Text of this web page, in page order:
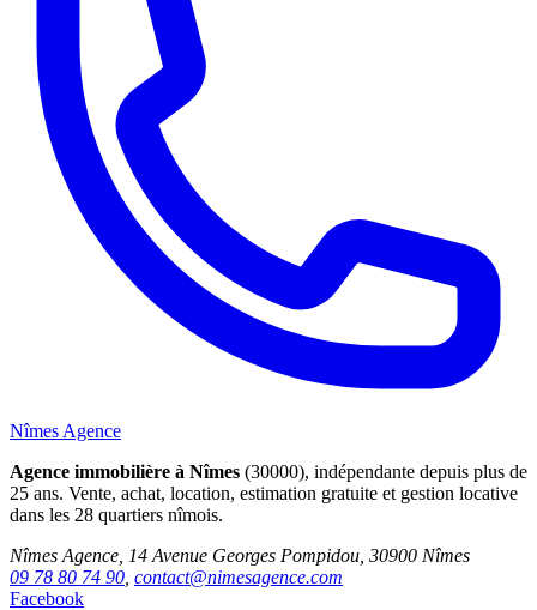
Nîmes Agence
Agence immobilière à Nîmes (30000), indépendante depuis plus de
25 ans. Vente, achat, location, estimation gratuite et gestion locative
dans les 28 quartiers nîmois.
Nîmes Agence, 14 Avenue Georges Pompidou, 30900 Nîmes
09 78 80 74 90 contact@nimesagence.com
Facebook